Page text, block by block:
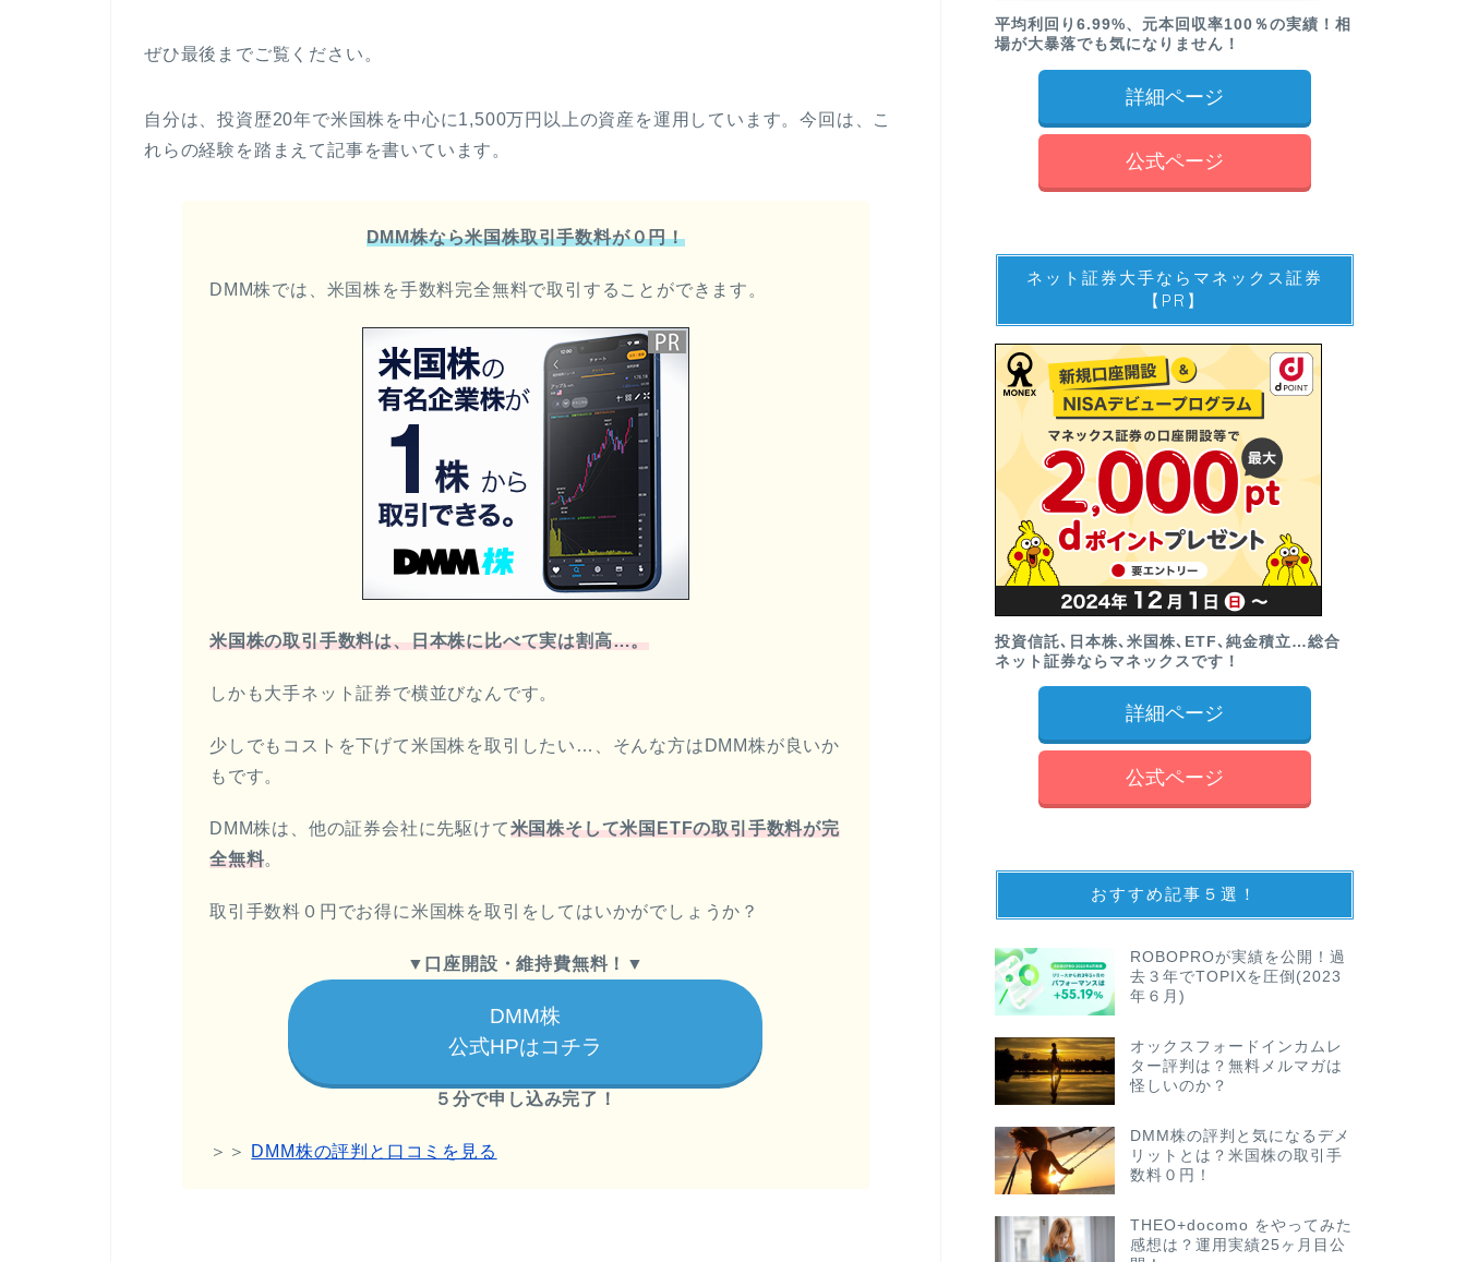
ぜひ最後までご覧ください。
自分は、投資歴20年で米国株を中心に1,500万円以上の資産を運用しています。今回は、こ
れらの経験を踏まえて記事を書いています。
DMM株なら米国株取引手数料が０円！
DMM株では、米国株を手数料完全無料で取引することができます。
米国株の取引手数料は、日本株に比べて実は割高…。
しかも大手ネット証券で横並びなんです。
少しでもコストを下げて米国株を取引したい…、そんな方はDMM株が良いか
もです。
DMM株は、他の証券会社に先駆けて米国株そして米国ETFの取引手数料が完
全無料。
取引手数料０円でお得に米国株を取引をしてはいかがでしょうか？
▼ 口座開設・維持費無料！ ▼
DMM株
公式HPはコチラ
５分で申し込み完了！
＞＞ DMM株の評判と口コミを見る
平均利回り6.99%、元本回収率100％の実績！相
場が大暴落でも気になりません！
詳細ページ
公式ページ
ネット証券大手ならマネックス証券
【PR】
投資信託､日本株､米国株､ETF､純金積立…総合
ネット証券ならマネックスです！
詳細ページ
公式ページ
おすすめ記事５選！
ROBOPROが実績を公開！過
去３年でTOPIXを圧倒(2023
年６月)
オックスフォードインカムレ
ター評判は？無料メルマガは
怪しいのか？
DMM株の評判と気になるデメ
リットとは？米国株の取引手
数料０円！
THEO+docomo をやってみた
感想は？運用実績25ヶ月目公